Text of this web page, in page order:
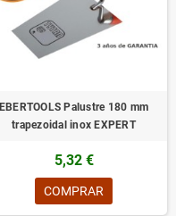
EBERTOOLS Palustre 180 mm
trapezoidal inox EXPERT
5,32 €
COMPRAR